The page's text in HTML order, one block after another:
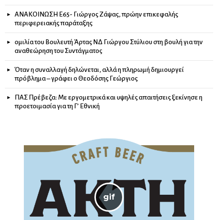
ΑΝΑΚΟΙΝΩΣΗ Ε65- Γιώργος Ζάψας, πρώην επικεφαλής
περιφερειακής παράταξης
ομιλία του Βουλευτή Άρτας ΝΔ Γιώργου Στύλιου στη βουλή για την
αναθεώρηση του Συντάγματος
Όταν η συναλλαγή δηλώνεται, αλλά η πληρωμή δημιουργεί
πρόβλημα – γράφει ο Θεοδόσης Γεώργιος
ΠΑΣ Πρέβεζα: Με εργομετρικά και υψηλές απαιτήσεις ξεκίνησε η
προετοιμασία για τη Γ’ Εθνική